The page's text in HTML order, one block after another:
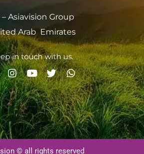
– Asiavision Group
Arab Emirates
in touch with us.
© all rights reserved